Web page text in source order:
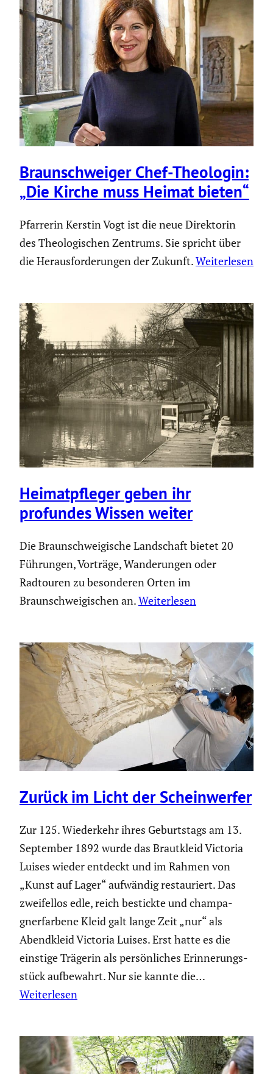
Braun­schweiger Chef-Theologin:
„Die Kirche muss Heimat bieten“
Pfarrerin Kerstin Vogt ist die neue Direktorin
des Theologischen Zentrums. Sie spricht über
die Herausforderungen der Zukunft.Weiterlesen
Heimat­pfleger geben ihr
profundes Wissen weiter
Die Braunschweigische Landschaft bietet 20
Führungen, Vorträge, Wanderungen oder
Radtouren zu besonderen Orten im
Braunschweigischen an.Weiterlesen
Zurück im Licht der Schein­werfer
Zur 125. Wieder­kehr ihres Geburts­tags am 13.
September 1892 wurde das Braut­kleid Victoria
Luises wieder entdeckt und im Rahmen von
„Kunst auf Lager“ aufwändig restau­riert. Das
zweifellos edle, reich bestickte und champa­
gner­far­bene Kleid galt lange Zeit „nur“ als
Abend­kleid Victoria Luises. Erst hatte es die
einstige Trägerin als persön­li­ches Erinne­rungs­
stück aufbe­wahrt. Nur sie kannte die…
Weiterlesen